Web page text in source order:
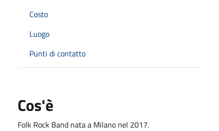
Costo
Luogo
Punti di contatto
Cos'è
Folk Rock Band nata a Milano nel 2017.